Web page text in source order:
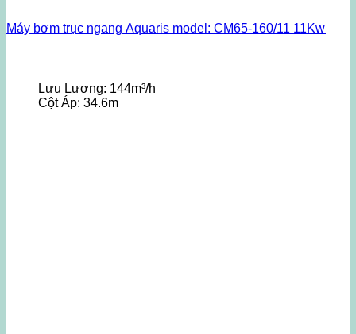
Máy bơm trục ngang Aquaris model: CM65-160/11 11Kw
Lưu Lượng: 144m³/h
Cột Áp: 34.6m